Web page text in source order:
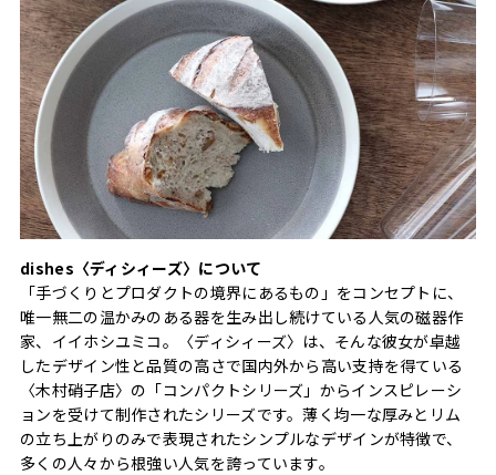
dishes〈ディシィーズ〉について
「手づくりとプロダクトの境界にあるもの」をコンセプトに、
唯一無二の温かみのある器を生み出し続けている人気の磁器作
家、イイホシユミコ。〈ディシィーズ〉は、そんな彼女が卓越
したデザイン性と品質の高さで国内外から高い支持を得ている
〈木村硝子店〉の「コンパクトシリーズ」からインスピレーシ
ョンを受けて制作されたシリーズです。薄く均一な厚みとリム
の立ち上がりのみで表現されたシンプルなデザインが特徴で、
多くの人々から根強い人気を誇っています。